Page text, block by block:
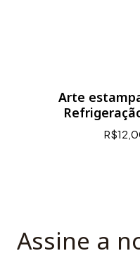
Arte
Assine a